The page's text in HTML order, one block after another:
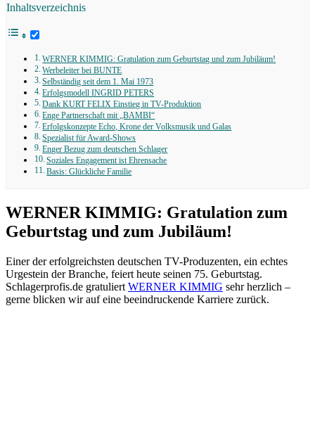
Inhaltsverzeichnis
WERNER KIMMIG: Gratulation zum Geburtstag und zum Jubiläum!
Werbeleiter bei BUNTE
Selbständig seit dem 1. Mai 1973
Erfolgsmodell INGRID PETERS
Dank KURT FELIX Einstieg in TV-Produktion
Enge Partnerschaft mit „BAMBI“
Erfolgskonzepte Echo, Krone der Volksmusik und Galas
Spezialist für Award-Shows
Enger Bezug zum deutschen Schlager
Soziales Engagement ist Ehrensache
Basis: Glückliche Familie
WERNER KIMMIG: Gratulation zum
Geburtstag und zum Jubiläum!
Einer der erfolgreichsten deutschen TV-Produzenten, ein echtes
Urgestein der Branche, feiert heute seinen 75. Geburtstag.
Schlagerprofis.de gratuliert WERNER KIMMIG sehr herzlich –
gerne blicken wir auf eine beeindruckende Karriere zurück.